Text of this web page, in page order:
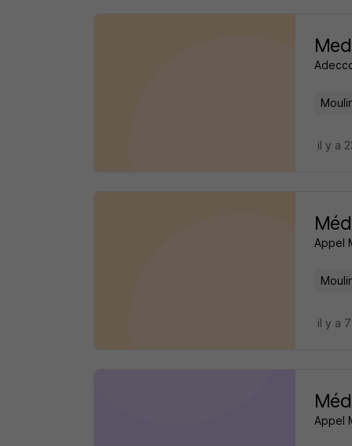
il y a
Appel
il y a
Appel